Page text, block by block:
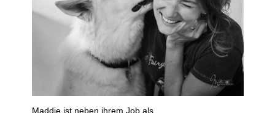
Maddie ist neben ihrem Job als